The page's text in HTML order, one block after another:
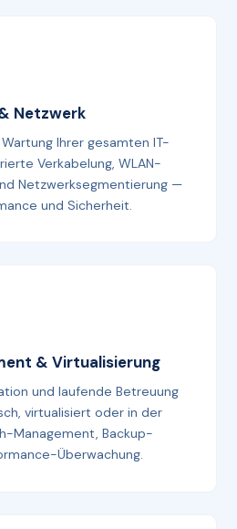
Netzwerk
Ihrer gesamten IT-
Verkabelung, WLAN-
Netzwerksegmentierung —
und Sicherheit.
& Virtualisierung
und laufende Betreuung
virtualisiert oder in der
Management, Backup-
Überwachung.